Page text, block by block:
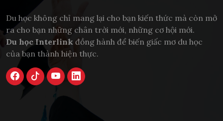
Du học không chỉ mang lại cho bạn kiến thức mà còn mở
ra cho bạn những chân trời mới, những cơ hội mới.
Du học Interlink đồng hành để biến giấc mơ du học
của bạn thành hiện thực.